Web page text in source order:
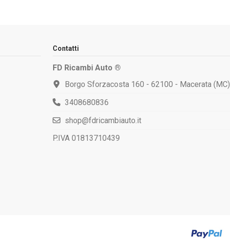
Contatti
FD Ricambi Auto ®
Borgo Sforzacosta 160 - 62100 - Macerata (MC)
3408680836
shop@fdricambiauto.it
P.IVA 01813710439